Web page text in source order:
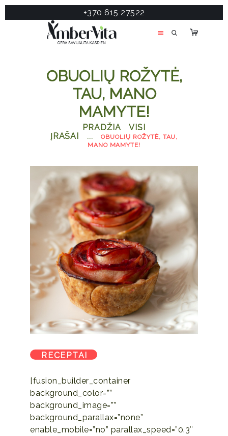
+370 615 27522
OBUOLIŲ ROŽYTĖ,
TAU, MANO
MAMYTE!
PRADŽIA
VISI
ĮRAŠAI
...
OBUOLIŲ ROŽYTĖ, TAU,
MANO MAMYTE!
PASLAUGOS
PRODUKTAI
APIE MANE
RECEPTAI
[fusion_builder_container
background_color=””
background_image=””
background_parallax=”none”
enable_mobile=”no” parallax_speed=”0.3″